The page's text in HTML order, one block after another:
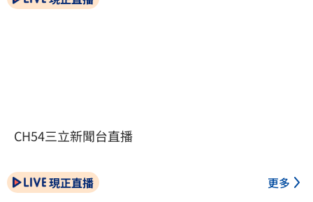
CH54三立新聞台直播
現正直播 更多